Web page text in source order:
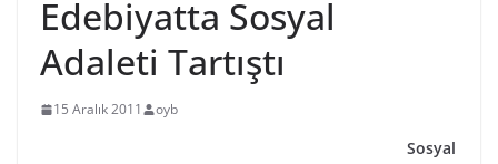
Edebiyatta Sosyal
Adaleti Tartıştı
15 Aralık 2011 oyb
Sosyal